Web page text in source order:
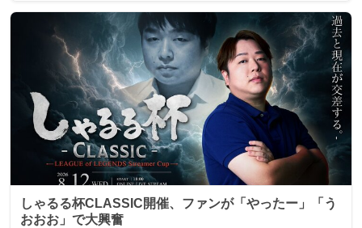
しゃるる杯CLASSIC開催、ファンが「やったー」「う
おおお」で大興奮